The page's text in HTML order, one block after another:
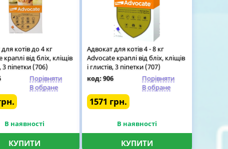
котів до 4 кг
від бліх, кліщів
3 піпетки (706)
Порівняти
В обране
В наявності
КУПИТИ
Адвокат для котів 4 - 8 кг
Advocate краплі від бліх, кліщів
і глистів, 3 піпетки (707)
код: 906
Порівняти
В обране
1571 грн.
В наявності
КУПИТИ